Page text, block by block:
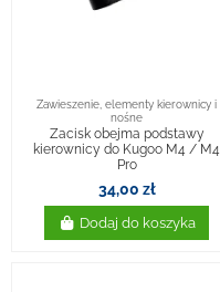
Zawieszenie, elementy kierownicy i
nośne
Zacisk obejma podstawy
kierownicy do Kugoo M4 / M4
Pro
34,00 zł
Dodaj do koszyka